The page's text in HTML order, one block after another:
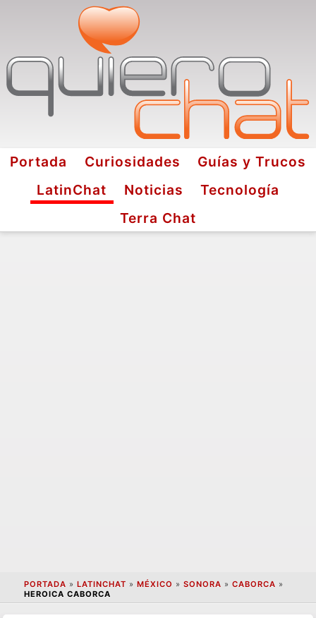
Portada Curiosidades
Guías y Trucos
LatinChat
Noticias
Tecnología
Terra Chat
PORTADA » LATINCHAT » MÉXICO » SONORA » CABORCA »
HEROICA CABORCA